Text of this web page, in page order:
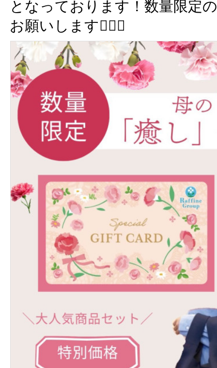
となっております！数量限定
お願いします🙇🏻‍♀️